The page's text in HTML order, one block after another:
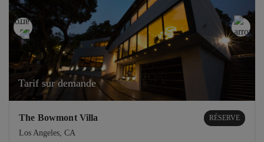
Tarif sur demande
The Bowmont Villa RÉSERVE
Los Angeles, CA